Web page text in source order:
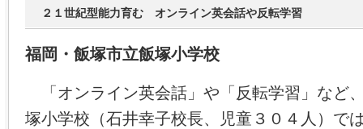
２１世紀型能力育む オンライン英会話や反転学習
福岡・飯塚市立飯塚小学校
「オンライン英会話」や「反転学習」など
塚小学校（石井幸子校長、児童３０４人）で